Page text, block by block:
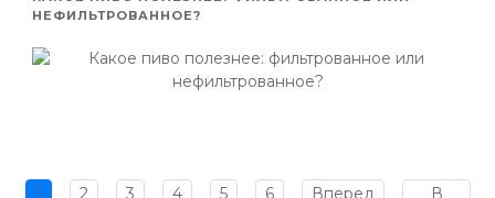
НЕФИЛЬТРОВАННОЕ?
1 2 3 4 5 6 Вперед
В